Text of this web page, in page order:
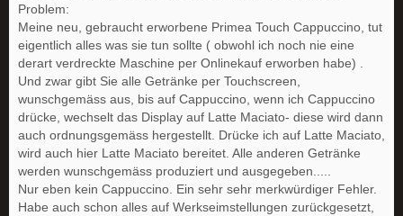
Problem:
Meine neu, gebraucht erworbene Primea Touch Cappuccino, tut
eigentlich alles was sie tun sollte ( obwohl ich noch nie eine
derart verdreckte Maschine per Onlinekauf erworben habe) .
Und zwar gibt Sie alle Getränke per Touchscreen,
wunschgemäss aus, bis auf Cappuccino, wenn ich Cappuccino
drücke, wechselt das Display auf Latte Maciato- diese wird dann
auch ordnungsgemäss hergestellt. Drücke ich auf Latte Maciato,
wird auch hier Latte Maciato bereitet. Alle anderen Getränke
werden wunschgemäss produziert und ausgegeben.....
Nur eben kein Cappuccino. Ein sehr sehr merkwürdiger Fehler.
Habe auch schon alles auf Werkseimstellungen zurückgesetzt,